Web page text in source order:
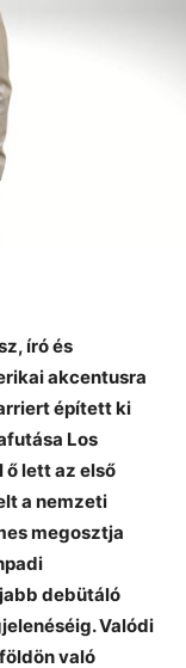
író és
akcentusra
épített ki
Los
lett az első
a nemzeti
megosztja
debütáló
Valódi
való